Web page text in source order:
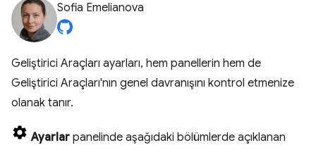
Sofia Emelianova
Geliştirici Araçları ayarları, hem panellerin hem de
Geliştirici Araçları'nın genel davranışını kontrol etmenize
olanak tanır.
Ayarlar panelinde aşağıdaki bölümlerde açıklanan